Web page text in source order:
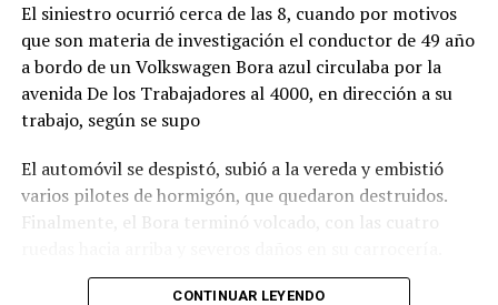
El siniestro ocurrió cerca de las 8, cuando por motivos
que son materia de investigación el conductor de 49 año
a bordo de un Volkswagen Bora azul circulaba por la
avenida De los Trabajadores al 4000, en dirección a su
trabajo, según se supo
El automóvil se despistó, subió a la vereda y embistió
varios pilotes de hormigón, que quedaron destruidos.
Finalmente, el Bora terminó volcado, con las cuatro
Ante el violento impacto, personal médico, Defensa
CONTINUAR LEYENDO